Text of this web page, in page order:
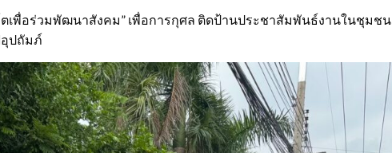
โตเพื่อร่วมพัฒนาสังคม” เพื่อการกุศล ติดป้านประชาสัมพันธ์งานในชุมชน
อุปถัมภ์